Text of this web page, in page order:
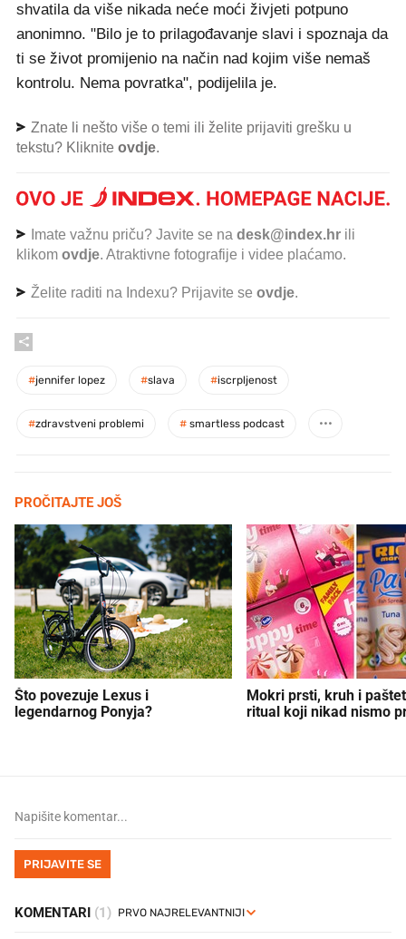
shvatila da više nikada neće moći živjeti potpuno
anonimno. "Bilo je to prilagođavanje slavi i spoznaja da
ti se život promijenio na način nad kojim više nemaš
kontrolu. Nema povratka", podijelila je.
Znate li nešto više o temi ili želite prijaviti grešku u
tekstu? Kliknite ovdje.
Imate važnu priču? Javite se na desk@index.hr ili
klikom ovdje. Atraktivne fotografije i videe plaćamo.
Želite raditi na Indexu? Prijavite se ovdje.
#jennifer lopez #slava #iscrpljenost
#zdravstveni problemi # smartless podcast
PROČITAJTE JOŠ
Što povezuje Lexus i
legendarnog Ponyja?
Mokri prsti, kruh i
ritual koji nikad nismo
PRIJAVITE SE
KOMENTARI (1)